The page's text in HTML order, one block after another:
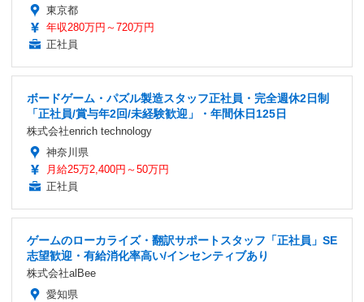
東京都
年収280万円～720万円
正社員
ボードゲーム・パズル製造スタッフ正社員・完全週休2日制
「正社員/賞与年2回/未経験歓迎」・年間休日125日
株式会社enrich technology
神奈川県
月給25万2,400円～50万円
正社員
ゲームのローカライズ・翻訳サポートスタッフ「正社員」SE
志望歓迎・有給消化率高い/インセンティブあり
株式会社alBee
愛知県